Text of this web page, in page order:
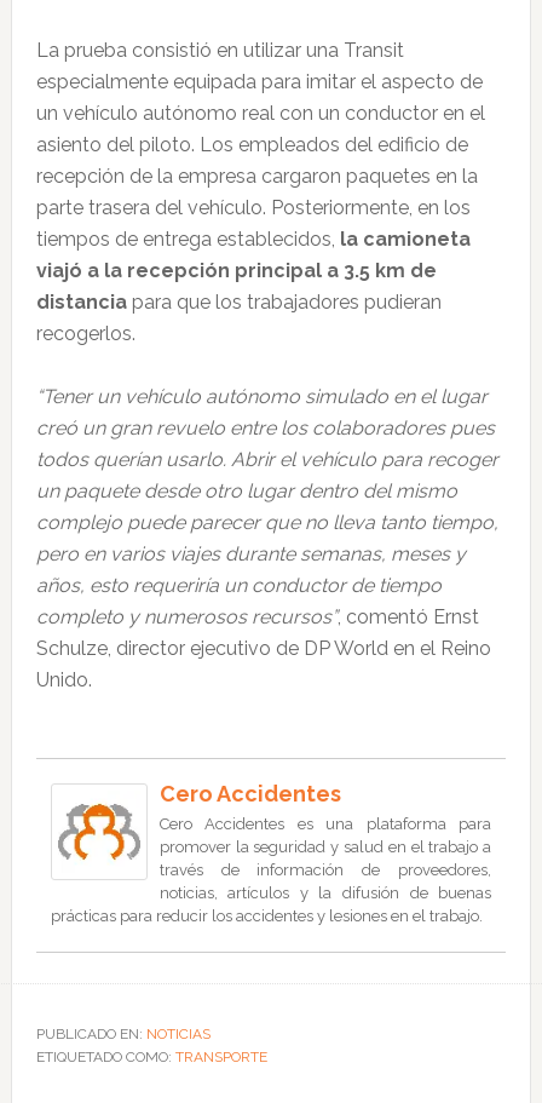
La prueba consistió en utilizar una Transit
especialmente equipada para imitar el aspecto de
un vehículo autónomo real con un conductor en el
asiento del piloto. Los empleados del edificio de
recepción de la empresa cargaron paquetes en la
parte trasera del vehículo. Posteriormente, en los
tiempos de entrega establecidos, la camioneta
viajó a la recepción principal a 3.5 km de
distanciapara que los trabajadores pudieran
recogerlos.
“Tener un vehículo autónomo simulado en el lugar
creó un gran revuelo entre los colaboradores pues
todos querían usarlo. Abrir el vehículo para recoger
un paquete desde otro lugar dentro del mismo
complejo puede parecer que no lleva tanto tiempo,
pero en varios viajes durante semanas, meses y
años, esto requeriría un conductor de tiempo
completo y numerosos recursos”, comentó Ernst
Schulze, director ejecutivo de DP World en el Reino
Unido.
Cero Accidentes
Cero Accidentes es una plataforma para
promover la seguridad y salud en el trabajo a
través de información de proveedores,
noticias, artículos y la difusión de buenas
prácticas para reducir los accidentes y lesiones en el trabajo.
PUBLICADO EN: NOTICIAS
ETIQUETADO COMO: TRANSPORTE